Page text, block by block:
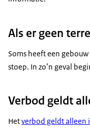
Als er geen
Soms heeft een
stoep. In zo’n geval
Verbod geldt
Hetverbod geldt alleen